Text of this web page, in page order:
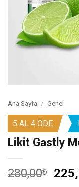
Ana Sayfa / Genel
5 AL 4 ÖDE
Likit Gastly
280,00₺